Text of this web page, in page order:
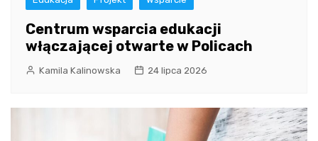
Centrum wsparcia edukacji
włączającej otwarte w Policach
Kamila Kalinowska 24 lipca 2026